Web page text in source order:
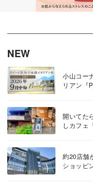
NEW
小山コー
リアン『
開いてた
しカフェ
約20店舗
ショッピ